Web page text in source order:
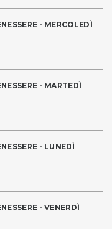
- MERCOLEDÌ
- MARTEDÌ
- LUNEDÌ
- VENERDÌ